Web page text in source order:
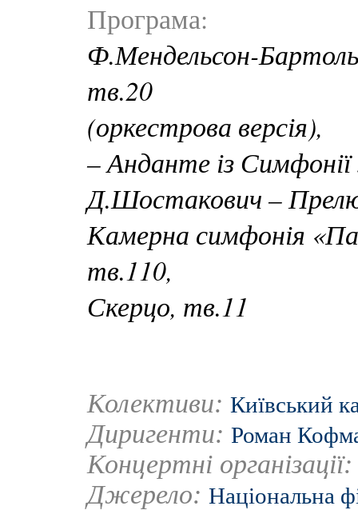
Програма:
Ф.Мендельсон-
тв.20
(оркестрова версія),
– Анданте із
Д.Шостакович –
Камерна симфонія
тв.110,
Скерцо, тв.11
Колективи: Київський
Диригенти: Роман
Концертні
Джерело: Національна